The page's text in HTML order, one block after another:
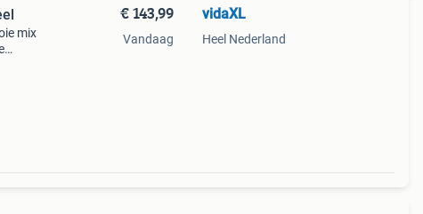
mix
€ 143,99
Vandaag
vidaXL
Heel Nederland